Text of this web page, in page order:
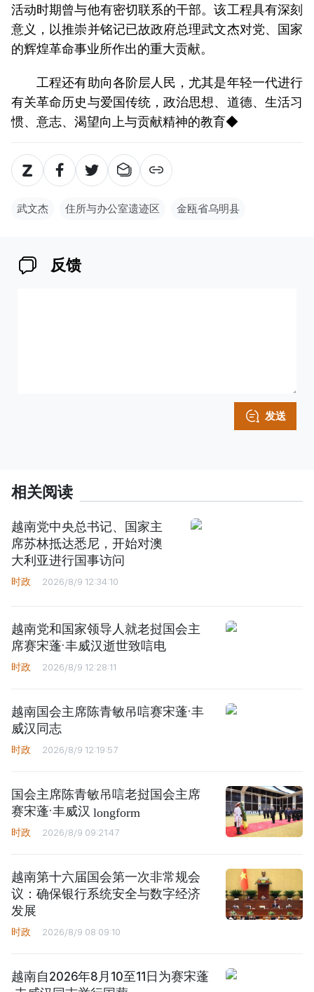
活动时期曾与他有密切联系的干部。该工程具有深刻
意义，以推崇并铭记已故政府总理武文杰对党、国家
的辉煌革命事业所作出的重大贡献。
工程还有助向各阶层人民，尤其是年轻一代进行
有关革命历史与爱国传统，政治思想、道德、生活习
惯、意志、渴望向上与贡献精神的教育◆
武文杰 住所与办公室遗迹区 金瓯省乌明县
反馈
发送
相关阅读
越南党中央总书记、国家主
席苏林抵达悉尼，开始对澳
大利亚进行国事访问
时政 2026/8/9 12:34:10
越南党和国家领导人就老挝国会主
席赛宋蓬·丰威汉逝世致唁电
时政 2026/8/9 12:28:11
越南国会主席陈青敏吊唁赛宋蓬·丰
威汉同志
时政 2026/8/9 12:19:57
国会主席陈青敏吊唁老挝国会主席
赛宋蓬·丰威汉 longform
时政 2026/8/9 09:21:47
越南第十六届国会第一次非常规会
议：确保银行系统安全与数字经济
发展
时政 2026/8/9 08:09:10
越南自2026年8月10至11日为赛宋蓬